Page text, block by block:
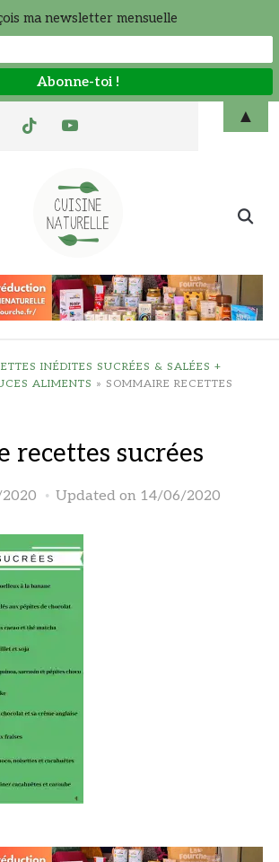
tiktok youtube
Search
INÉDITES SUCRÉES & SALÉES +
ALIMENTS » SOMMAIRE RECETTES
recettes sucrées
Updated on 14/06/2020
ma newsletter mensuelle
▲